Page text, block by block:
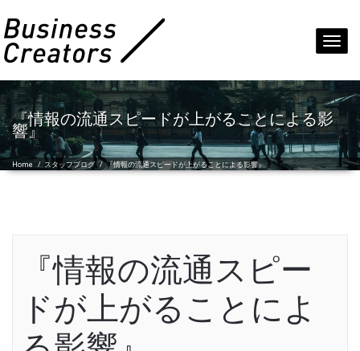
『情報の流通スピードが上がることによる影
響』
Home / スタッフブログ /『情報の流通スピードが上がることによる影響』
『情報の流通スピー
ドが上がることによ